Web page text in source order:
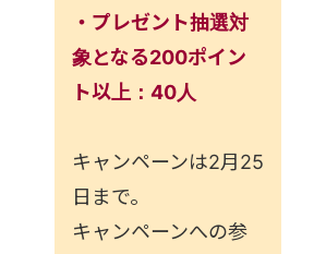
・プレゼント抽選対
象となる200ポイン
ト以上：40人
キャンペーンは2月25
日まで。
キャンペーンへの参